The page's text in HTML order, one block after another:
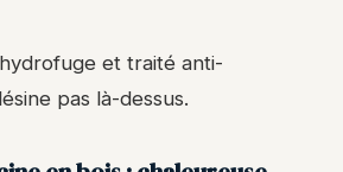
et traité anti-
pas là-dessus.